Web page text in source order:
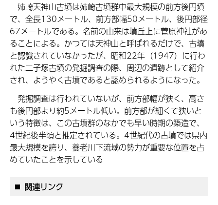
姉崎天神山古墳は姉崎古墳群中最大規模の前方後円墳
で、全長130メートル、前方部幅50メートル、後円部径
67メートルである。名前の由来は墳丘上に菅原神社があ
ることによる。かつては天神山と呼ばれるだけで、古墳
と認識されていなかったが、昭和22年（1947）に行わ
れた二子塚古墳の発掘調査の際、周辺の遺跡として紹介
され、ようやく古墳であると認められるようになった。
発掘調査は行われていないが、前方部幅が狭く、高さ
も後円部より約5メートル低い。前方部が細くて狭いと
いう特徴は、この古墳群のなかでも早い時期の築造で、
4世紀後半頃と推定されている。4世紀代の古墳では県内
最大規模を誇り、養老川下流域の勢力が重要な位置を占
めていたことを示している
関連リンク